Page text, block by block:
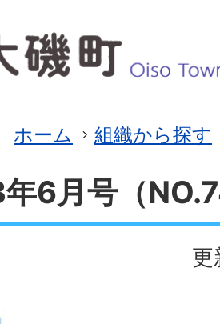
ホーム 組織から探す
6月号（
更